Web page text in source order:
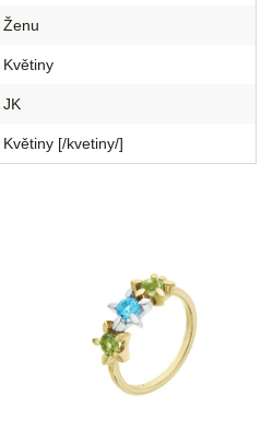
Ženu
Květiny
JK
Květiny [/kvetiny/]